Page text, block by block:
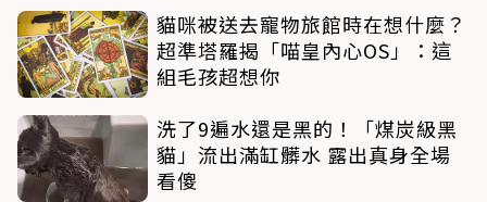
貓咪被送去寵物旅館時在想什麼？
超準塔羅揭「喵皇內心OS」：這
組毛孩超想你
洗了9遍水還是黑的！「煤炭級黑
貓」流出滿缸髒水 露出真身全場
看傻